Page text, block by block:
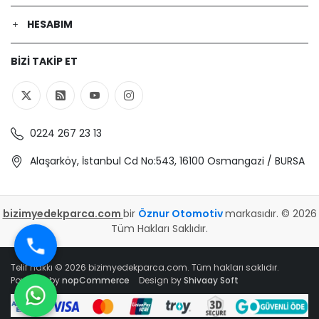
RENAULT | KANGOO Express (FC0/1_) |
(Dizel) - 62 Kw 84 Ps | 2001-06-01 /
2009-02-01
RENAULT | CLIO II Kasa/eğik arka
RENAULT | CLIO SYMBOL I (LB_) | 1.5 dCi
RENAULT | KANGOO Express (FC0/1_) |
1.2 (FC01, FC0A, FC0F) (Benzin) - 43
Kw 58 Ps | 1997-08-01 / -
RENAULT | KANGOO (KC0/1_) | 1.2
(KC0A, KC0K, KC0F, KC01) (Benzin) -
43 Kw 58 Ps | 1997-08-01 / -
RENAULT | CLIO SYMBOL I (LB_) | 1.4
HESABIM
BIZI TAKIP ET
0224 267 23 13
Alaşarköy, İstanbul Cd No:543, 16100 Osmangazi / BURSA
bizimyedekparca.com bir Öznur Otomotivmarkasıdır. © 2026
Tüm Hakları Saklıdır.
Telif hakkı © 2026 bizimyedekparca.com. Tüm hakları saklıdır.
Powered bynopCommerce Design byShivaay Soft